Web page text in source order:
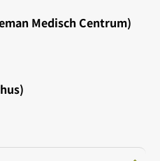
Medisch Centrum)